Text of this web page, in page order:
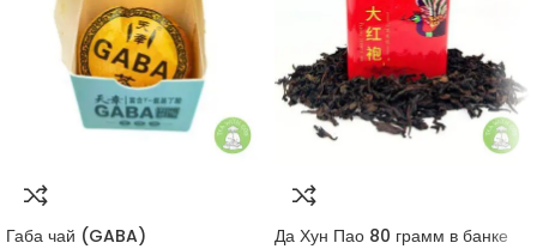
Габа чай (GABA) Да Хун Пао 80 грамм в банке